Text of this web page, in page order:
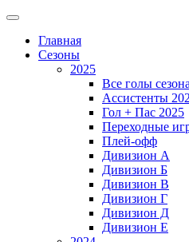
Главная
Сезоны
2025
Все голы
Ассистенты
Гол + Пас 2025
Переходные
Плей-офф
Дивизион A
Дивизион Б
Дивизион В
Дивизион Г
Дивизион Д
Дивизион Е